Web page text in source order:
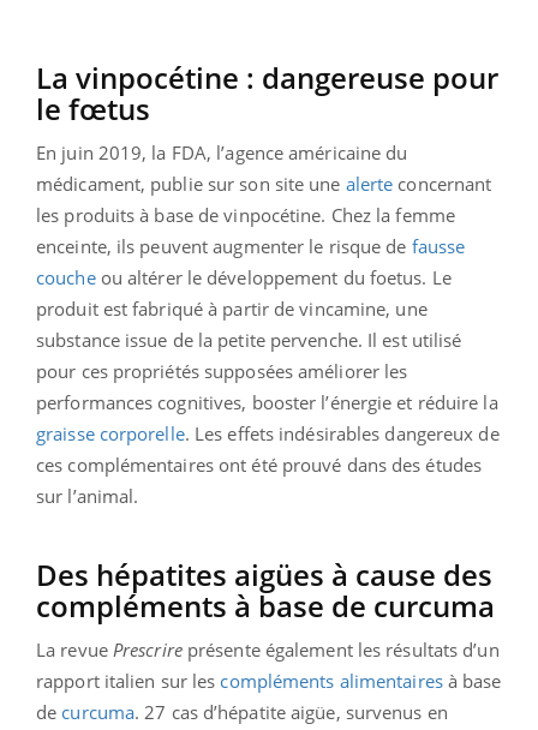
La vinpocétine : dangereuse pour
le fœtus
En juin 2019, la FDA, l’agence américaine du
médicament, publie sur son site une alerte concernant
les produits à base de vinpocétine. Chez la femme
enceinte, ils peuvent augmenter le risque de fausse
coucheou altérer le développement du foetus. Le
produit est fabriqué à partir de vincamine, une
substance issue de la petite pervenche. Il est utilisé
pour ces propriétés supposées améliorer les
performances cognitives, booster l’énergie et réduire la
graisse corporelle. Les effets indésirables dangereux de
ces complémentaires ont été prouvé dans des études
sur l’animal.
Des hépatites aigües à cause des
compléments à base de curcuma
La revue Prescrireprésente également les résultats d’un
rapport italien sur les compléments alimentairesà base
de curcuma. 27 cas d’hépatite aigüe, survenus en